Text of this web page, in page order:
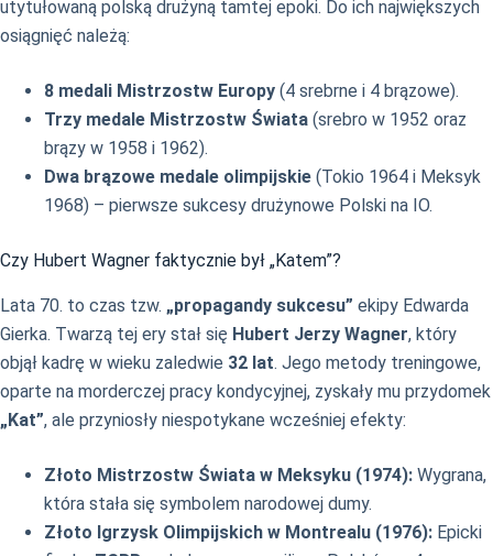
utytułowaną polską drużyną tamtej epoki. Do ich największych
osiągnięć należą:
8 medali Mistrzostw Europy (4 srebrne i 4 brązowe).
Trzy medale Mistrzostw Świata (srebro w 1952 oraz
brązy w 1958 i 1962).
Dwa brązowe medale olimpijskie (Tokio 1964 i Meksyk
1968) – pierwsze sukcesy drużynowe Polski na IO.
Czy Hubert Wagner faktycznie był „Katem”?
Lata 70. to czas tzw. „propagandy sukcesu” ekipy Edwarda
Gierka. Twarzą tej ery stał się Hubert Jerzy Wagner, który
objął kadrę w wieku zaledwie 32 lat. Jego metody treningowe,
oparte na morderczej pracy kondycyjnej, zyskały mu przydomek
„Kat”, ale przyniosły niespotykane wcześniej efekty:
Złoto Mistrzostw Świata w Meksyku (1974): Wygrana,
która stała się symbolem narodowej dumy.
Złoto Igrzysk Olimpijskich w Montrealu (1976): Epicki